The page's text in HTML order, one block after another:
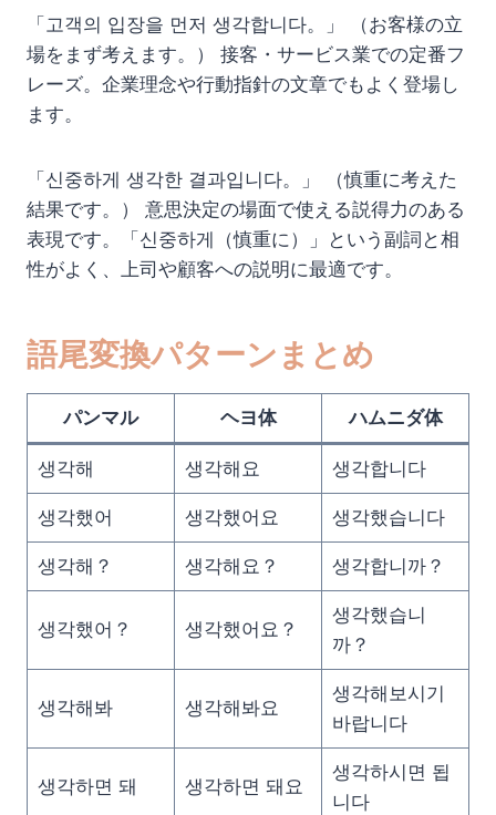
「고객의 입장을 먼저 생각합니다。」 （お客様の立
場をまず考えます。） 接客・サービス業での定番フ
レーズ。企業理念や行動指針の文章でもよく登場し
ます。
「신중하게 생각한 결과입니다。」 （慎重に考えた
結果です。） 意思決定の場面で使える説得力のある
表現です。「신중하게（慎重に）」という副詞と相
性がよく、上司や顧客への説明に最適です。
語尾変換パターンまとめ
パンマル ヘヨ体 ハムニダ体
생각해 생각해요 생각합니다
생각했어 생각했어요 생각했습니다
생각해？ 생각해요？ 생각합니까？
생각했어？ 생각했어요？
생각했습니
까？
생각해봐 생각해봐요
생각해보시기
바랍니다
생각하면 돼 생각하면 돼요
생각하시면 됩
니다